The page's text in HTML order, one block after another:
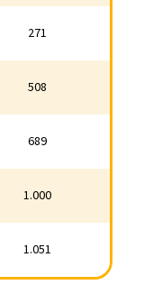
Millionen)
271
508
689
1.000
1.051